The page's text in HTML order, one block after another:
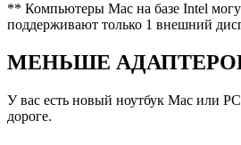
** Компьютеры Mac на базе Intel
поддерживают только 1 внешний
МЕНЬШЕ
У вас есть новый ноутбук Mac или
дороге.